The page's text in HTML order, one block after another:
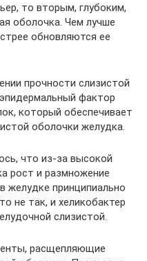
то вторым, глубоким,
оболочка. Чем лучше
обновляются ее
прочности слизистой
фактор
который обеспечивает
оболочки желудка.
что из-за высокой
рост и размножение
желудке принципиально
не так, и хеликобактер
слизистой.
расщепляющие